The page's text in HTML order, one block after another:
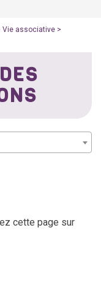
Vie associative >
cette page sur